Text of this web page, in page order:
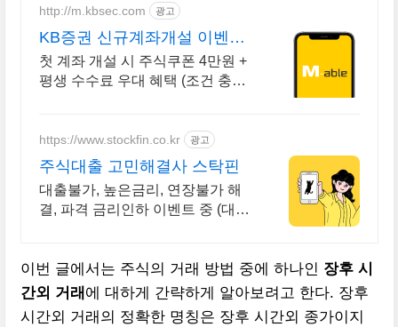
http://m.kbsec.com 광고
KB증권 신규계좌개설 이벤트
국내주식쿠폰 최대 5만원
첫 계좌 개설 시 주식쿠폰 4만원 +
평생 수수료 우대 혜택 (조건 충족
https://www.stockfin.co.kr 광고
주식대출 고민해결사 스탁핀
대출불가, 높은금리, 연장불가 해
결, 파격 금리인하 이벤트 중 (대환
이번 글에서는 주식의 거래 방법 중에 하나인 장후 시
간외 거래 에 대하게 간략하게 알아보려고 한다. 장후
시간외 거래의 정확한 명칭은 장후 시간외 종가이지